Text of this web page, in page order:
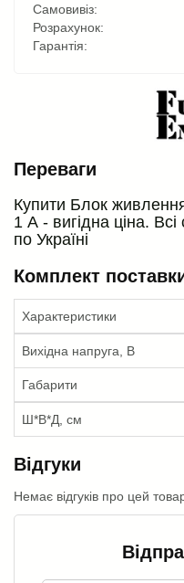
Самовивіз:
Розрахунок:
Гарантія:
Переваги
Купити Блок
1 А - вигідна ціна.
по Україні
Комплект
Характеристики
Вихідна напруга, В
Габарити
Ш*В*Д, см
Відгуки
Немає відгуків про цей